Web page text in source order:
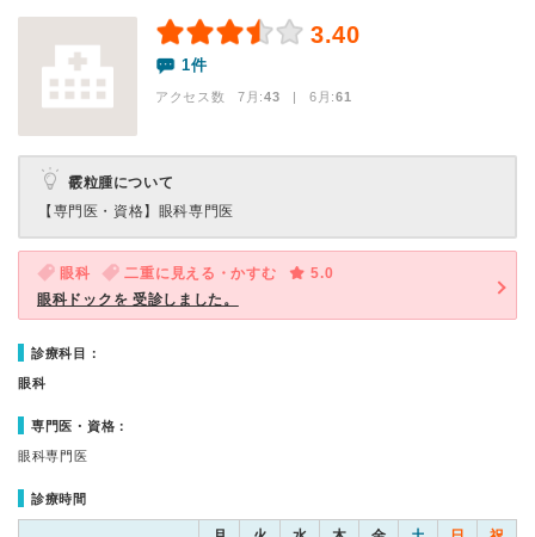
3.40
1件
アクセス数 7月:43 | 6月:61
霰粒腫について
【専門医・資格】 眼科専門医
眼科 二重に見える・かすむ
5.0
眼科ドックを 受診しました。
診療科目：
眼科
専門医・資格：
眼科専門医
診療時間